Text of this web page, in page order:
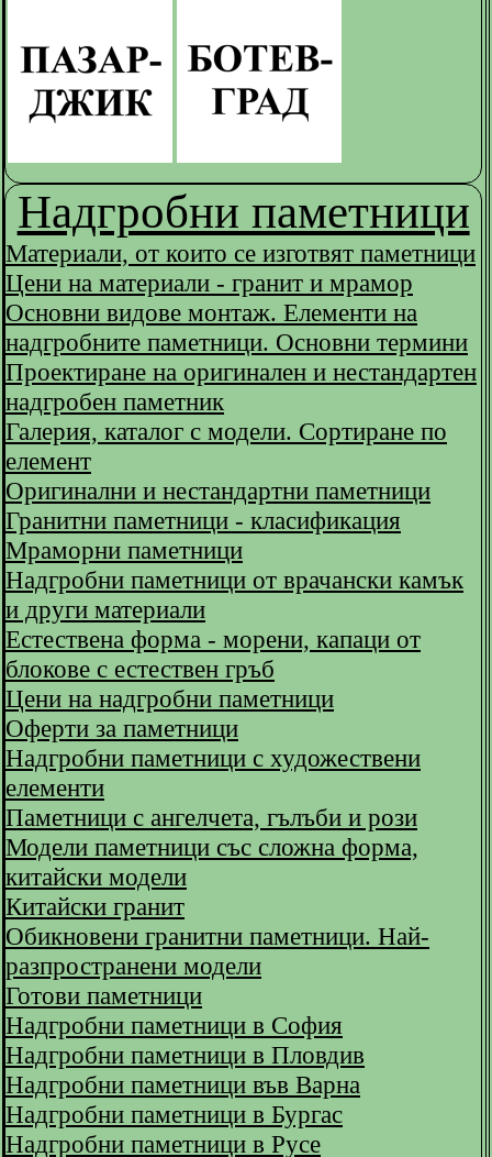
Надгробни паметници
Материали, от които се изготвят паметници
Цени на материали - гранит и мрамор
Основни видове монтаж. Елементи на
надгробните паметници. Основни термини
Проектиране на оригинален и нестандартен
надгробен паметник
Галерия, каталог с модели. Сортиране по
елемент
Оригинални и нестандартни паметници
Гранитни паметници - класификация
Мраморни паметници
Надгробни паметници от врачански камък
и други материали
Естествена форма - морени, капаци от
блокове с естествен гръб
Цени на надгробни паметници
Оферти за паметници
Надгробни паметници с художествени
елементи
Паметници с ангелчета, гълъби и рози
Модели паметници със сложна форма,
китайски модели
Китайски гранит
Обикновени гранитни паметници. Най-
разпространени модели
Готови паметници
Надгробни паметници в София
Надгробни паметници в Пловдив
Надгробни паметници във Варна
Надгробни паметници в Бургас
Надгробни паметници в Русе